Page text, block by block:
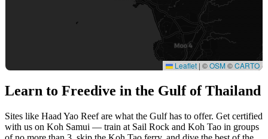
Leaflet | ©OSM©CARTO
Learn to Freedive in the Gulf of Thailand
Sites like Haad Yao Reef are what the Gulf has to offer. Get certified
with us on Koh Samui — train at Sail Rock and Koh Tao in groups